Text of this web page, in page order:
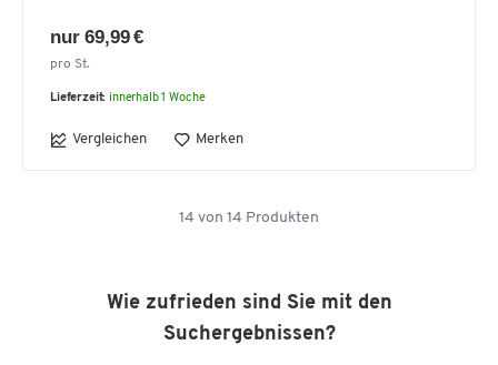
nur 69,99 €
pro St.
Lieferzeit: innerhalb 1 Woche
Vergleichen Merken
14 von 14 Produkten
Wie zufrieden sind Sie mit den
Suchergebnissen?